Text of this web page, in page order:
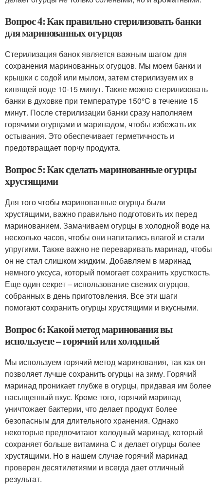
Вопрос 4: Как правильно стерилизовать банки
для маринованных огурцов
Стерилизация банок является важным шагом для
сохранения маринованных огурцов. Мы моем банки и
крышки с содой или мылом, затем стерилизуем их в
кипящей воде 10-15 минут. Также можно стерилизовать
банки в духовке при температуре 150°C в течение 15
минут. После стерилизации банки сразу наполняем
горячими огурцами и маринадом, чтобы избежать их
остывания. Это обеспечивает герметичность и
предотвращает порчу продукта.
Вопрос 5: Как сделать маринованные огурцы
хрустящими
Для того чтобы маринованные огурцы были
хрустящими, важно правильно подготовить их перед
маринованием. Замачиваем огурцы в холодной воде на
несколько часов, чтобы они напитались влагой и стали
упругими. Также важно не переваривать маринад, чтобы
он не стал слишком жидким. Добавляем в маринад
немного уксуса, который помогает сохранить хрусткость.
Еще один секрет – использование свежих огурцов,
собранных в день приготовления. Все эти шаги
помогают сохранить огурцы хрустящими и вкусными.
Вопрос 6: Какой метод маринования вы
используете – горячий или холодный
Мы используем горячий метод маринования, так как он
позволяет лучше сохранить огурцы на зиму. Горячий
маринад проникает глубже в огурцы, придавая им более
насыщенный вкус. Кроме того, горячий маринад
уничтожает бактерии, что делает продукт более
безопасным для длительного хранения. Однако
некоторые предпочитают холодный маринад, который
сохраняет больше витамина С и делает огурцы более
хрустящими. Но в нашем случае горячий маринад
проверен десятилетиями и всегда дает отличный
результат.